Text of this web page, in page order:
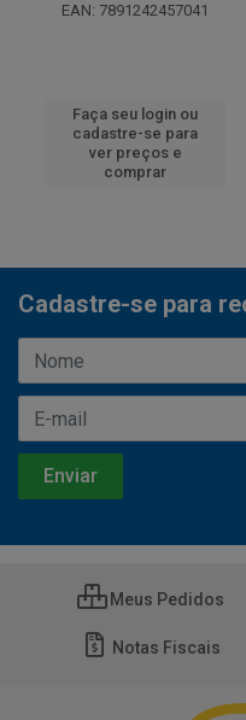
EAN: 7891242457041
Faça seu login ou
cadastre-se para
ver preços e
comprar
Cadastre-se para
Meus Pedidos
Notas Fiscais